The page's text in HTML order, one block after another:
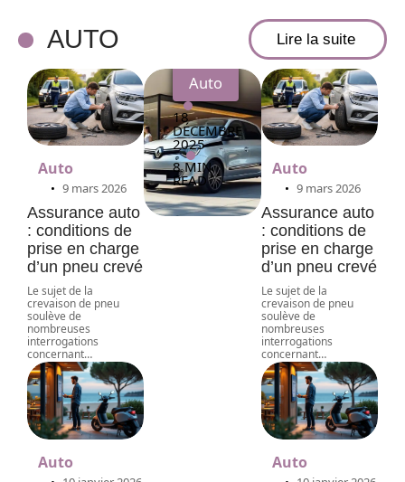
AUTO Lire la suite
Auto
9 mars 2026
Assurance auto
: conditions de
prise en charge
d’un pneu crevé
Le sujet de la
crevaison de pneu
soulève de
nombreuses
interrogations
concernant…
Auto
Auto
18
DÉCEMBRE
2025
8 MIN
READ
Auto
9 mars 2026
Assurance auto
: conditions de
prise en charge
d’un pneu crevé
Le sujet de la
crevaison de pneu
soulève de
nombreuses
interrogations
concernant…
Auto